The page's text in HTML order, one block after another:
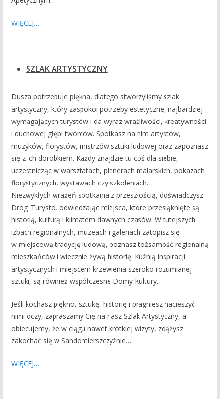
WIĘCEJ…
SZLAK ARTYSTYCZNY
Dusza potrzebuje piękna, dlatego stworzyliśmy szlak
artystyczny, który zaspokoi potrzeby estetyczne, najbardziej
wymagających turystów i da wyraz wrażliwości, kreatywności
i duchowej głębi twórców. Spotkasz na nim artystów,
muzyków, florystów, mistrzów sztuki ludowej oraz zapoznasz
się z ich dorobkiem. Każdy znajdzie tu coś dla siebie,
uczestnicząc w warsztatach, plenerach malarskich, pokazach
florystycznych, wystawach czy szkoleniach.
Niezwykłych wrażeń spotkania z przeszłością, doświadczysz
Drogi Turysto, odwiedzając miejsca, które przesiąknięte są
historią, kulturą i klimatem dawnych czasów. W tutejszych
izbach regionalnych, muzeach i galeriach zatopisz się
w miejscową tradycję ludową, poznasz tożsamość regionalną
mieszkańców i wiecznie żywą historię. Kuźnią inspiracji
artystycznych i miejscem krzewienia szeroko rozumianej
sztuki, są również współczesne Domy Kultury.
Jeśli kochasz piękno, sztukę, historię i pragniesz nacieszyć
nimi oczy, zapraszamy Cię na nasz Szlak Artystyczny, a
obiecujemy, że w ciągu nawet krótkiej wizyty, zdążysz
zakochać się w Sandomierszczyźnie…
WIĘCEJ…